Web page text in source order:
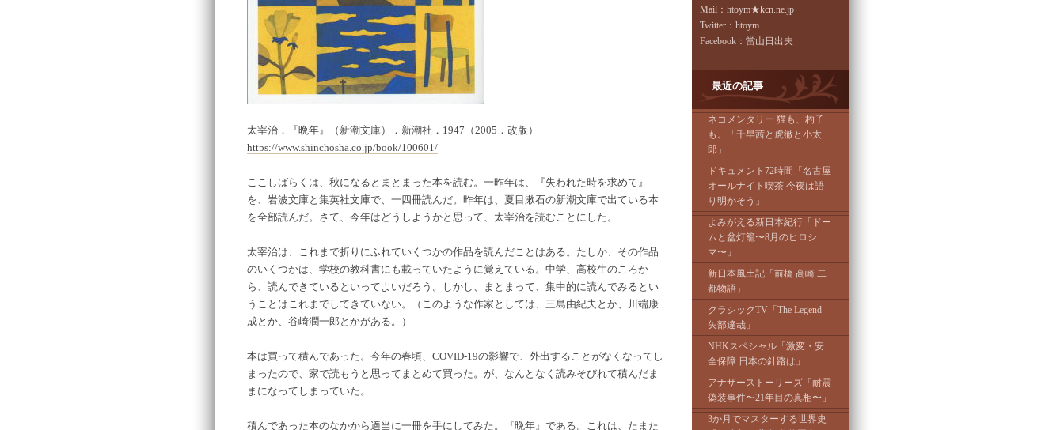
太宰治．『晩年』（新潮文庫）．新潮社．1947（2005．改版）
https://www.shinchosha.co.jp/book/100601/
ここしばらくは、秋になるとまとまった本を読む。一昨年は、『失われた時を求めて』
を、岩波文庫と集英社文庫で、一四冊読んだ。昨年は、夏目漱石の新潮文庫で出ている本
を全部読んだ。さて、今年はどうしようかと思って、太宰治を読むことにした。
太宰治は、これまで折りにふれていくつかの作品を読んだことはある。たしか、その作品
のいくつかは、学校の教科書にも載っていたように覚えている。中学、高校生のころか
ら、読んできているといってよいだろう。しかし、まとまって、集中的に読んでみるとい
うことはこれまでしてきていない。（このような作家としては、三島由紀夫とか、川端康
成とか、谷崎潤一郎とかがある。）
本は買って積んであった。今年の春頃、COVID-19の影響で、外出することがなくなってし
まったので、家で読もうと思ってまとめて買った。が、なんとなく読みそびれて積んだま
まになってしまっていた。
積んであった本のなかから適当に一冊を手にしてみた。『晩年』である。これは、たまた
Mail：htoym★kcn.ne.jp
Twitter：htoym
Facebook：當山日出夫
最近の記事
ネコメンタリー 猫も、杓子
も。「千早茜と虎徹と小太
郎」
ドキュメント72時間「名古屋
オールナイト喫茶 今夜は語
り明かそう」
よみがえる新日本紀行「ドー
ムと盆灯籠〜8月のヒロシ
マ〜」
新日本風土記「前橋 高崎 二
都物語」
クラシックTV「The Legend
矢部達哉」
NHKスペシャル「激変・安
全保障 日本の針路は」
アナザーストーリーズ「耐震
偽装事件〜21年目の真相〜」
3か月でマスターする世界史